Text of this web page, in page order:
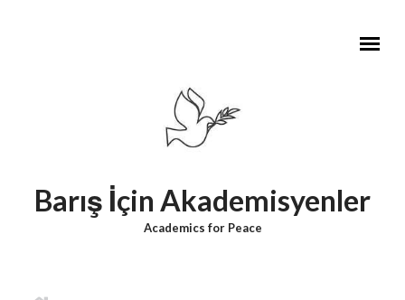
Barış İçin Akademisyenler
Academics for Peace